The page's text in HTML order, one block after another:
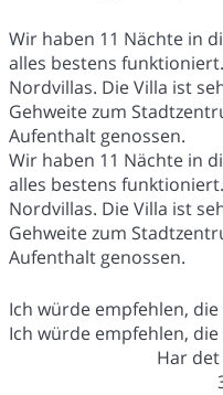
Wir haben 11 Nächte in
alles bestens
Nordvillas. Die Villa ist
Gehweite zum
Aufenthalt genossen.
Wir haben 11 Nächte in
alles bestens
Nordvillas. Die Villa ist
Gehweite zum
Aufenthalt genossen.
Ich würde empfehlen,
Ich würde empfehlen,
Har